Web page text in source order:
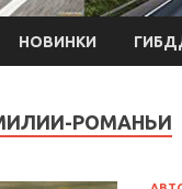
НОВИНКИ
РОМАНЬИ